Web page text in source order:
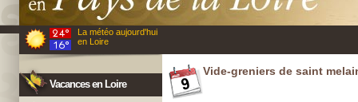
La météo aujourd'hui
en Loire
Vacances en Loire
Vide-greniers de saint